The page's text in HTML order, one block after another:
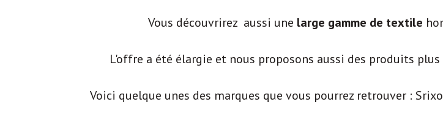
Vous découvrirez aussi une large gamme de textile
L'offre a été élargie et nous proposons aussi des produits
Voici quelque unes des marques que vous pourrez retrouver :